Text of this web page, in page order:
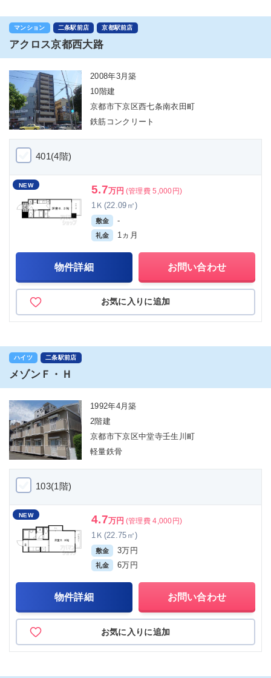
マンション 二条駅前店 京都駅前店
アクロス京都西大路
2008年3月築
10階建
京都市下京区西七条南衣田町
鉄筋コンクリート
401(4階)
NEW 5.7万円 (管理費 5,000円)
1Ｋ(22.09㎡)
敷金 -
礼金 1ヵ月
物件詳細 お問い合わせ
お気に入りに追加
ハイツ 二条駅前店
メゾンＦ・Ｈ
1992年4月築
2階建
京都市下京区中堂寺壬生川町
軽量鉄骨
103(1階)
NEW 4.7万円 (管理費 4,000円)
1Ｋ(22.75㎡)
敷金 3万円
礼金 6万円
物件詳細 お問い合わせ
お気に入りに追加